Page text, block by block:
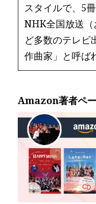
スタイルで、5
NHK全国放送
ど多数のテレビ
作曲家」と呼ば
Amazon著者ペー